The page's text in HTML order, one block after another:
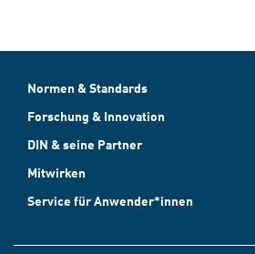
Normen & Standards
Forschung & Innovation
DIN & seine Partner
Mitwirken
Service für Anwender*innen